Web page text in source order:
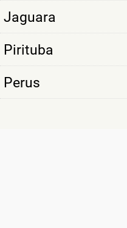
Jaguara
Pirituba
Perus